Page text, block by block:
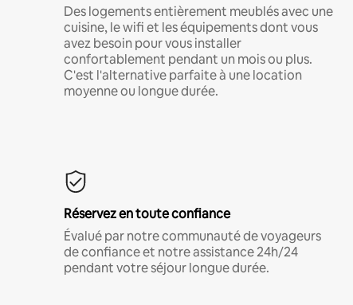
Des logements entièrement meublés avec une
cuisine, le wifi et les équipements dont vous
avez besoin pour vous installer
confortablement pendant un mois ou plus.
C'est l'alternative parfaite à une location
moyenne ou longue durée.
Réservez en toute confiance
Évalué par notre communauté de voyageurs
de confiance et notre assistance 24h/24
pendant votre séjour longue durée.